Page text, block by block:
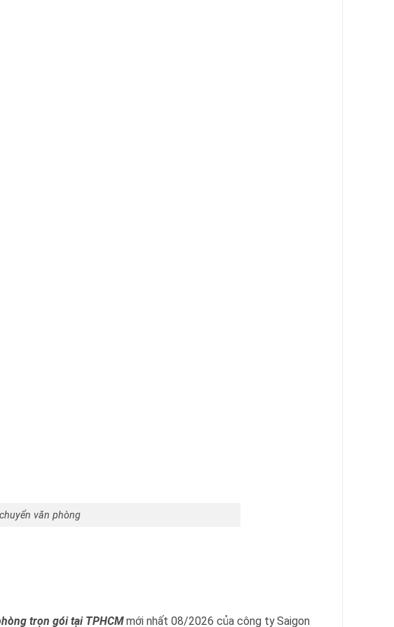
văn phòng
trọn gói tại TPHCMmới nhất 08/2026 của công ty Saigon